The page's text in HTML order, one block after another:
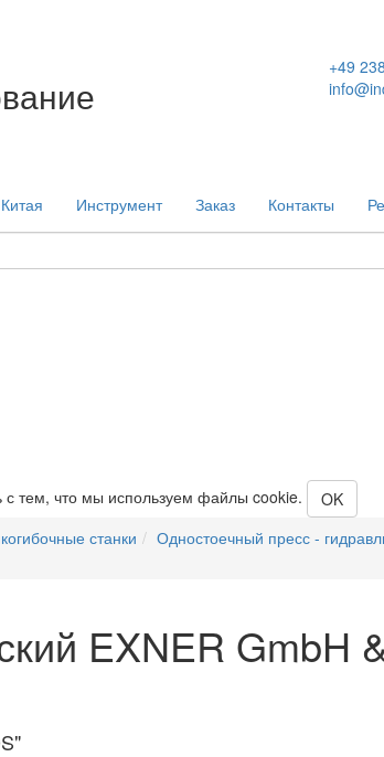
+49
Инструмент Заказ Контакты
с тем, что мы используем файлы cookie.
OK
станки
Одностоечный пресс -
EXNER GmbH